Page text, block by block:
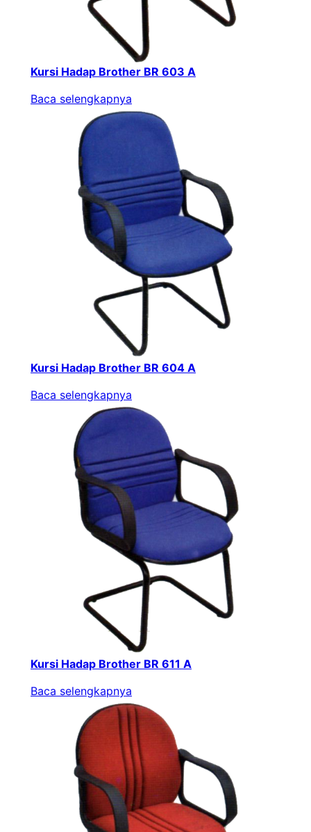
Kursi Hadap Brother BR 603 A
Baca selengkapnya
Kursi Hadap Brother BR 604 A
Baca selengkapnya
Kursi Hadap Brother BR 611 A
Baca selengkapnya